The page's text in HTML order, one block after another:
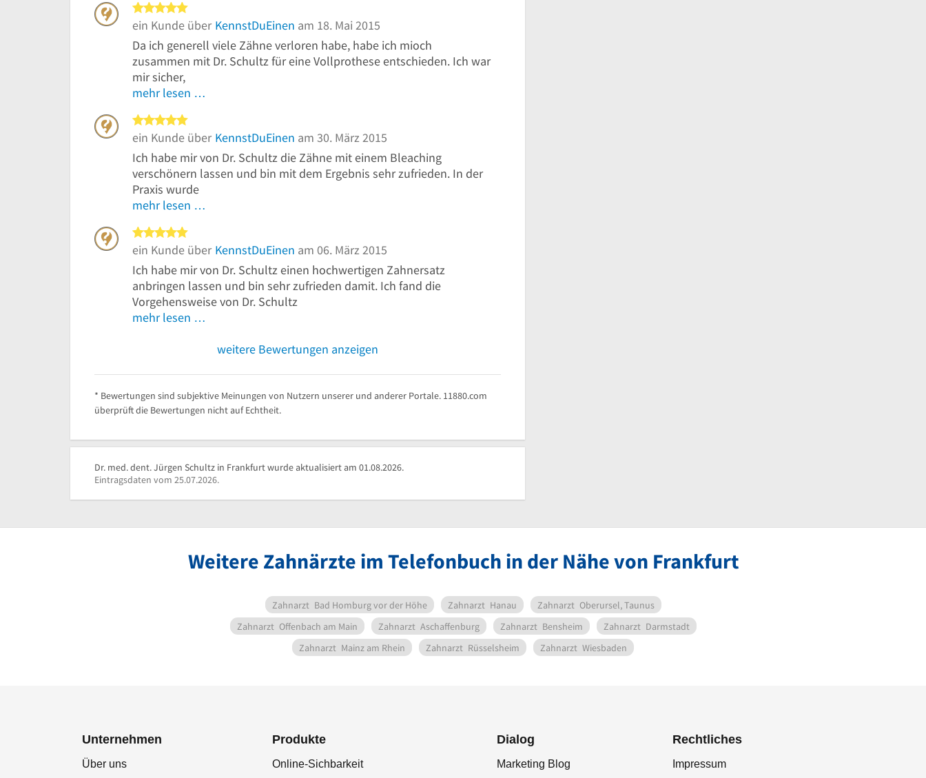
ein Kunde über KennstDuEinen am 18. Mai 2015
Da ich generell viele Zähne verloren habe, habe ich mioch
zusammen mit Dr. Schultz für eine Vollprothese entschieden. Ich war
mir sicher,
mehr lesen …
ein Kunde über KennstDuEinen am 30. März 2015
Ich habe mir von Dr. Schultz die Zähne mit einem Bleaching
verschönern lassen und bin mit dem Ergebnis sehr zufrieden. In der
Praxis wurde
mehr lesen …
ein Kunde über KennstDuEinen am 06. März 2015
Ich habe mir von Dr. Schultz einen hochwertigen Zahnersatz
anbringen lassen und bin sehr zufrieden damit. Ich fand die
Vorgehensweise von Dr. Schultz
mehr lesen …
weitere Bewertungen anzeigen
* Bewertungen sind subjektive Meinungen von Nutzern unserer und anderer Portale. 11880.com
überprüft die Bewertungen nicht auf Echtheit.
Dr. med. dent. Jürgen Schultz in Frankfurt wurde aktualisiert am 01.08.2026.
Eintragsdaten vom 25.07.2026.
Weitere Zahnärzte im Telefonbuch in der Nähe von Frankfurt
Zahnarzt Bad Homburg vor der Höhe Zahnarzt Hanau Zahnarzt Oberursel, Taunus
Zahnarzt Offenbach am Main Zahnarzt Aschaffenburg Zahnarzt Bensheim Zahnarzt Darmstadt
Zahnarzt Mainz am Rhein Zahnarzt Rüsselsheim Zahnarzt Wiesbaden
Unternehmen
Über uns
Produkte
Online-Sichbarkeit
Dialog
Marketing Blog
Rechtliches
Impressum